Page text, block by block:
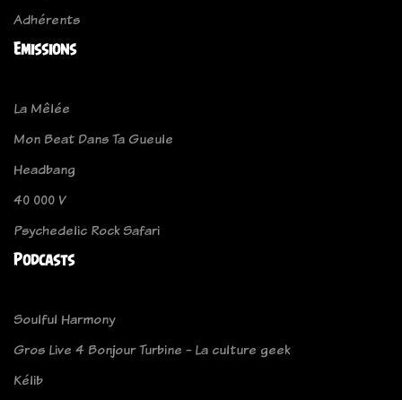
Adhérents
Emissions
La Mêlée
Mon Beat Dans Ta Gueule
Headbang
40 000 V
Psychedelic Rock Safari
Podcasts
Soulful Harmony
Gros Live 4 Bonjour Turbine - La culture geek
Kélib